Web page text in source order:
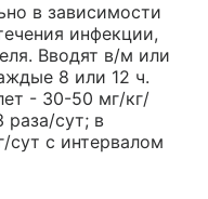
в зависимости
инфекции,
Вводят в/м или
8 или 12 ч.
- 30-50 мг/кг/
раза/сут; в
сут с интервалом